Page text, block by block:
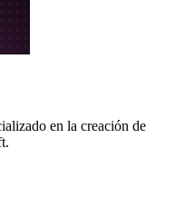
en la creación de